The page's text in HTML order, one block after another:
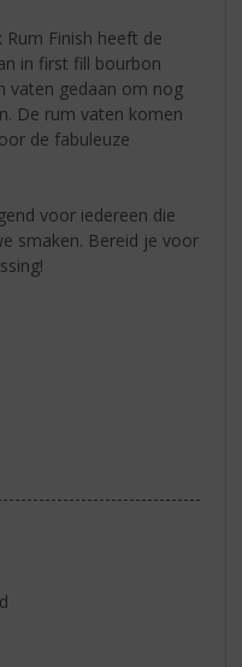
Rum Finish heeft de
in first fill bourbon
vaten gedaan om nog
De rum vaten komen
de fabuleuze
voor iedereen die
smaken. Bereid je voor